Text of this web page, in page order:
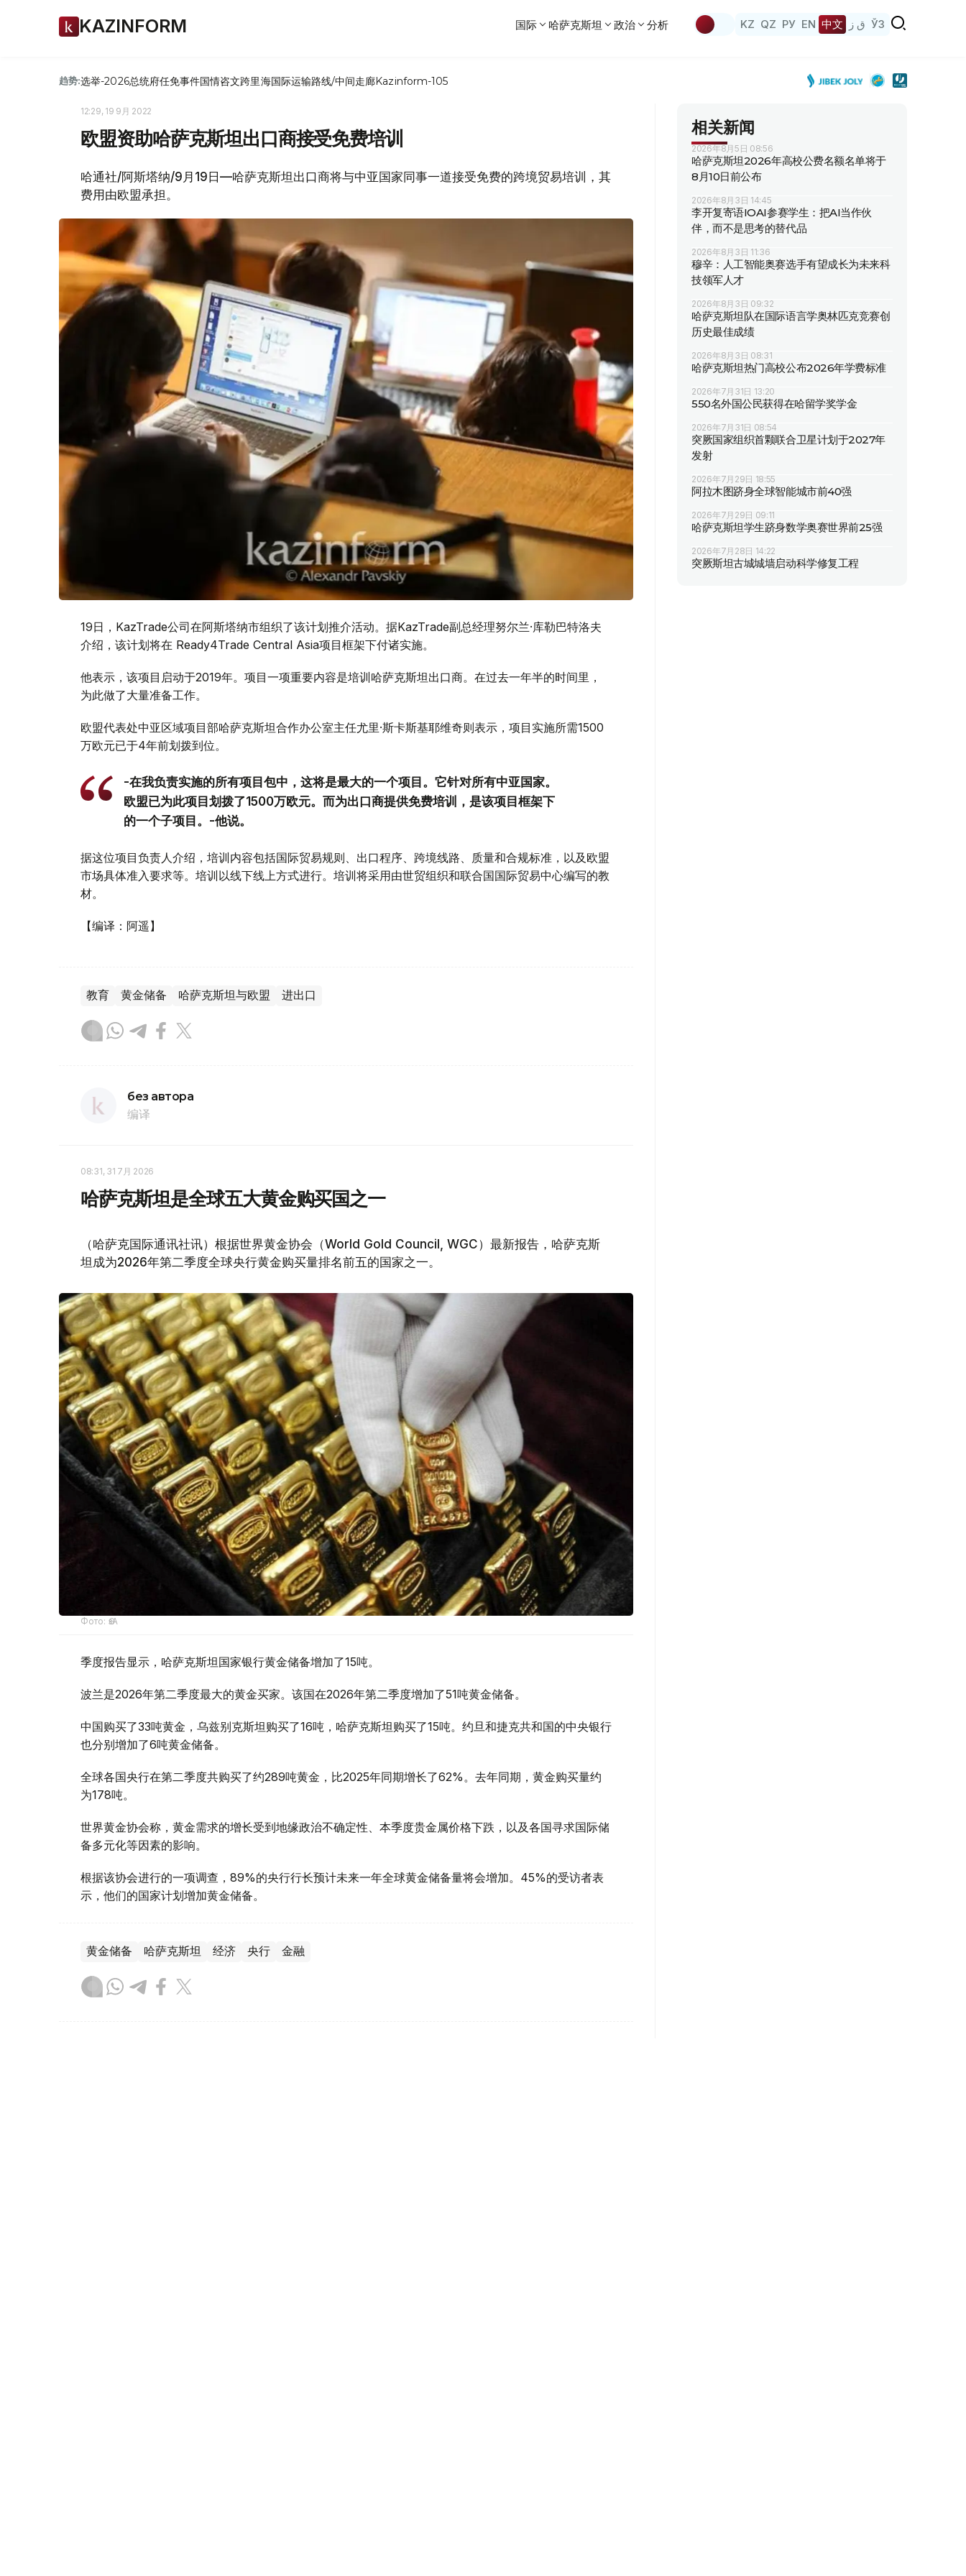
KAZINFORM 国际 哈萨克斯坦 政治 分析 KZ QZ РУ EN 中文 ق ز ЎЗ
趋势:选举-2026总统府任免事件国情咨文跨里海国际运输路线/中间走廊Kazinform-105
12:29, 19 9月 2022
欧盟资助哈萨克斯坦出口商接受免费培训
哈通社/阿斯塔纳/9月19日—哈萨克斯坦出口商将与中亚国家同事一道接受免费的跨境贸易培训，其
费用由欧盟承担。
19日，KazTrade公司在阿斯塔纳市组织了该计划推介活动。据KazTrade副总经理努尔兰·库勒巴特洛夫
介绍，该计划将在 Ready4Trade Central Asia项目框架下付诸实施。
他表示，该项目启动于2019年。项目一项重要内容是培训哈萨克斯坦出口商。在过去一年半的时间里，
为此做了大量准备工作。
欧盟代表处中亚区域项目部哈萨克斯坦合作办公室主任尤里·斯卡斯基耶维奇则表示，项目实施所需1500
万欧元已于4年前划拨到位。
-在我负责实施的所有项目包中，这将是最大的一个项目。它针对所有中亚国家。
欧盟已为此项目划拨了1500万欧元。而为出口商提供免费培训，是该项目框架下
的一个子项目。-他说。
据这位项目负责人介绍，培训内容包括国际贸易规则、出口程序、跨境线路、质量和合规标准，以及欧盟
市场具体准入要求等。培训以线下线上方式进行。培训将采用由世贸组织和联合国国际贸易中心编写的教
材。
【编译：阿遥】
教育 黄金储备 哈萨克斯坦与欧盟 进出口
без автора
编译
08:31, 31 7月 2026
哈萨克斯坦是全球五大黄金购买国之一
（哈萨克国际通讯社讯）根据世界黄金协会（World Gold Council, WGC）最新报告，哈萨克斯
坦成为2026年第二季度全球央行黄金购买量排名前五的国家之一。
Фото: ӨзА
季度报告显示，哈萨克斯坦国家银行黄金储备增加了15吨。
波兰是2026年第二季度最大的黄金买家。该国在2026年第二季度增加了51吨黄金储备。
中国购买了33吨黄金，乌兹别克斯坦购买了16吨，哈萨克斯坦购买了15吨。约旦和捷克共和国的中央银行
也分别增加了6吨黄金储备。
全球各国央行在第二季度共购买了约289吨黄金，比2025年同期增长了62%。去年同期，黄金购买量约
为178吨。
世界黄金协会称，黄金需求的增长受到地缘政治不确定性、本季度贵金属价格下跌，以及各国寻求国际储
备多元化等因素的影响。
根据该协会进行的一项调查，89%的央行行长预计未来一年全球黄金储备量将会增加。45%的受访者表
示，他们的国家计划增加黄金储备。
黄金储备 哈萨克斯坦 经济 央行 金融
相关新闻
2026年8月5日 08:56
哈萨克斯坦2026年高校公费名额名单将于
8月10日前公布
2026年8月3日 14:45
李开复寄语IOAI参赛学生：把AI当作伙
伴，而不是思考的替代品
2026年8月3日 11:36
穆辛：人工智能奥赛选手有望成长为未来科
技领军人才
2026年8月3日 09:32
哈萨克斯坦队在国际语言学奥林匹克竞赛创
历史最佳成绩
2026年8月3日 08:31
哈萨克斯坦热门高校公布2026年学费标准
2026年7月31日 13:20
550名外国公民获得在哈留学奖学金
2026年7月31日 08:54
突厥国家组织首颗联合卫星计划于2027年
发射
2026年7月29日 18:55
阿拉木图跻身全球智能城市前40强
2026年7月29日 09:11
哈萨克斯坦学生跻身数学奥赛世界前25强
2026年7月28日 14:22
突厥斯坦古城城墙启动科学修复工程